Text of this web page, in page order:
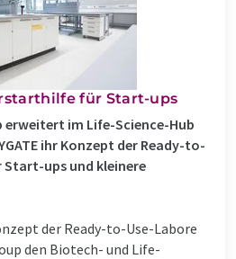
für Start-ups
erweitert im Life-Science-Hub
ihr Konzept der Ready-to-
Start-ups und kleinere
der Ready-to-Use-Labore
den Biotech- und Life-